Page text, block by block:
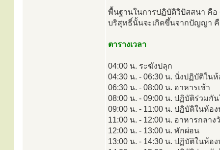
พื้นฐานในการปฏิบัติวิปัสสนา คื
บริสุทธิ์นั้นจะเกิดขึ้นจากปัญญา คื
ตารางเวลา
04:00 น. ระฆังปลุก
04:30 น. - 06:30 น. นั่งปฏิบัติใ
06:30 น. - 08:00 น. อาหารเช้า
08:00 น. - 09:00 น. ปฏิบัติร่วมกั
09:00 น. - 11:00 น. ปฏิบัติในห้
11:00 น. - 12:00 น. อาหารกลาง
12:00 น. - 13:00 น. พักผ่อน
13:00 น. - 14:30 น. ปฏิบัติในห้